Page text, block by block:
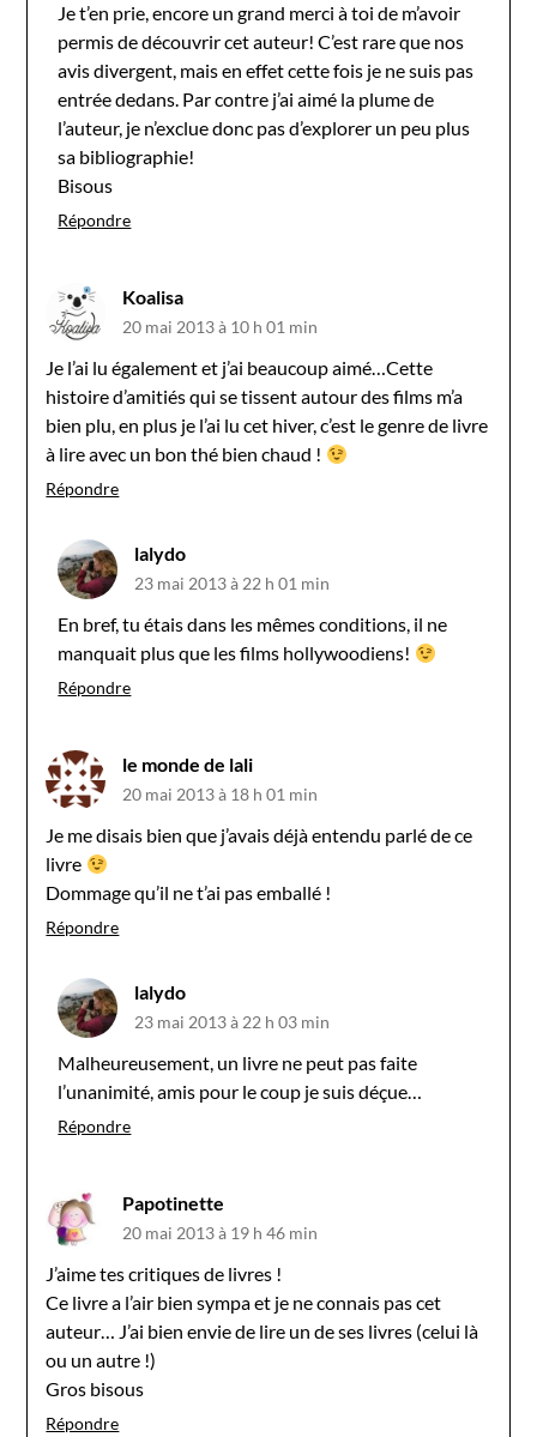
Je t’en prie, encore un grand merci à toi de m’avoir
permis de découvrir cet auteur! C’est rare que nos
avis divergent, mais en effet cette fois je ne suis pas
entrée dedans. Par contre j’ai aimé la plume de
l’auteur, je n’exclue donc pas d’explorer un peu plus
sa bibliographie!
Bisous
Répondre
Koalisa
20 mai 2013 à 10 h 01 min
Je l’ai lu également et j’ai beaucoup aimé…Cette
histoire d’amitiés qui se tissent autour des films m’a
bien plu, en plus je l’ai lu cet hiver, c’est le genre de livre
à lire avec un bon thé bien chaud !
Répondre
lalydo
23 mai 2013 à 22 h 01 min
En bref, tu étais dans les mêmes conditions, il ne
manquait plus que les films hollywoodiens!
Répondre
le monde de lali
20 mai 2013 à 18 h 01 min
Je me disais bien que j’avais déjà entendu parlé de ce
livre
Dommage qu’il ne t’ai pas emballé !
Répondre
lalydo
23 mai 2013 à 22 h 03 min
Malheureusement, un livre ne peut pas faite
l’unanimité, amis pour le coup je suis déçue…
Répondre
Papotinette
20 mai 2013 à 19 h 46 min
J’aime tes critiques de livres !
Ce livre a l’air bien sympa et je ne connais pas cet
auteur… J’ai bien envie de lire un de ses livres (celui là
ou un autre !)
Gros bisous
Répondre